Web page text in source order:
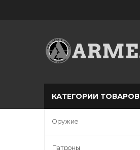
КАТЕГОРИИ ТОВАРОВ
Оружие
Патроны